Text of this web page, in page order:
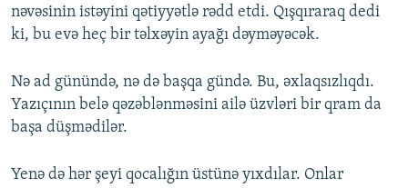
nəvəsinin istəyini qətiyyətlə rədd etdi. Qışqıraraq dedi
ki, bu evə heç bir təlxəyin ayağı dəyməyəcək.
Nə ad günündə, nə də başqa gündə. Bu, əxlaqsızlıqdı.
Yazıçının belə qəzəblənməsini ailə üzvləri bir qram da
başa düşmədilər.
Yenə də hər şeyi qocalığın üstünə yıxdılar. Onlar